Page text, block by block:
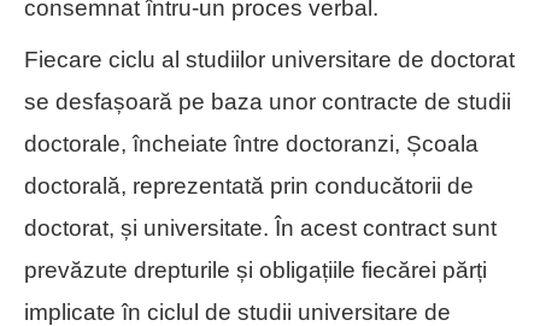
consemnat întru-un proces verbal.
Fiecare ciclu al studiilor universitare de doctorat
se desfașoară pe baza unor contracte de studii
doctorale, încheiate între doctoranzi, Școala
doctorală, reprezentată prin conducătorii de
doctorat, și universitate. În acest contract sunt
prevăzute drepturile și obligațiile fiecărei părți
implicate în ciclul de studii universitare de